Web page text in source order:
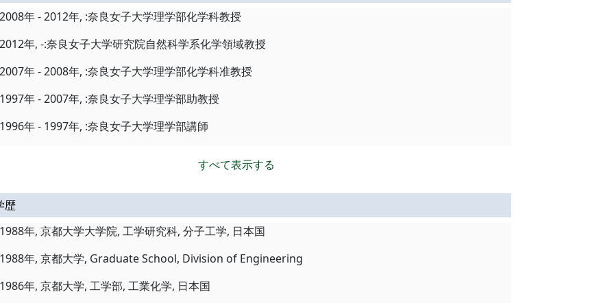
2008年 - 2012年, :奈良女子大学理学部化学科教授
2012年, -:奈良女子大学研究院自然科学系化学領域教授
2007年 - 2008年, :奈良女子大学理学部化学科准教授
1997年 - 2007年, :奈良女子大学理学部助教授
1996年 - 1997年, :奈良女子大学理学部講師
すべて表示する
歴
1988年, 京都大学大学院, 工学研究科, 分子工学, 日本国
1988年, 京都大学, Graduate School, Division of Engineering
1986年, 京都大学, 工学部, 工業化学, 日本国